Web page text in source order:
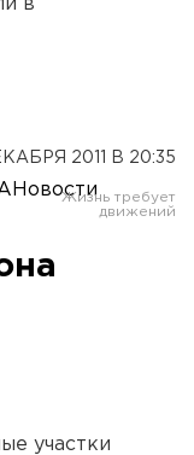
в
2011 В 20:35
участки